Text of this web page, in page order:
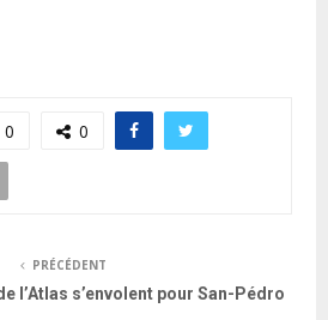
0 0
PRÉCÉDENT
l’Atlas s’envolent pour San-Pédro